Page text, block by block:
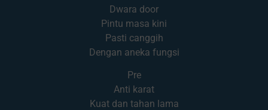
Dwara door
Pintu masa kini
Pasti canggih
Dengan aneka fungsi
Pre
Anti karat
Kuat dan tahan lama